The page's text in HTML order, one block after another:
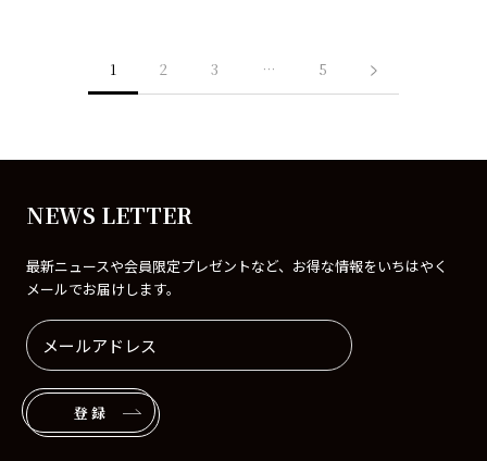
1 2 3 … 5
NEWS LETTER
最新ニュースや会員限定プレゼントなど、お得な情報をいちはやく
メールでお届けします。
登録